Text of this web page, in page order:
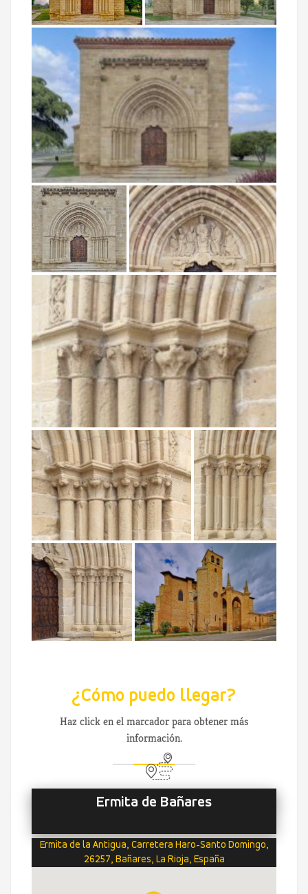
¿Cómo puedo llegar?
Haz click en el marcador para obtener más
información.
Ermita de Bañares
Ermita de la Antigua, Carretera Haro-Santo Domingo,
26257, Bañares, La Rioja, España